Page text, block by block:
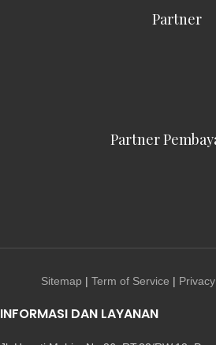
Partner
Partner
Sitemap | Term of Service |
INFORMASI DAN LAYANAN